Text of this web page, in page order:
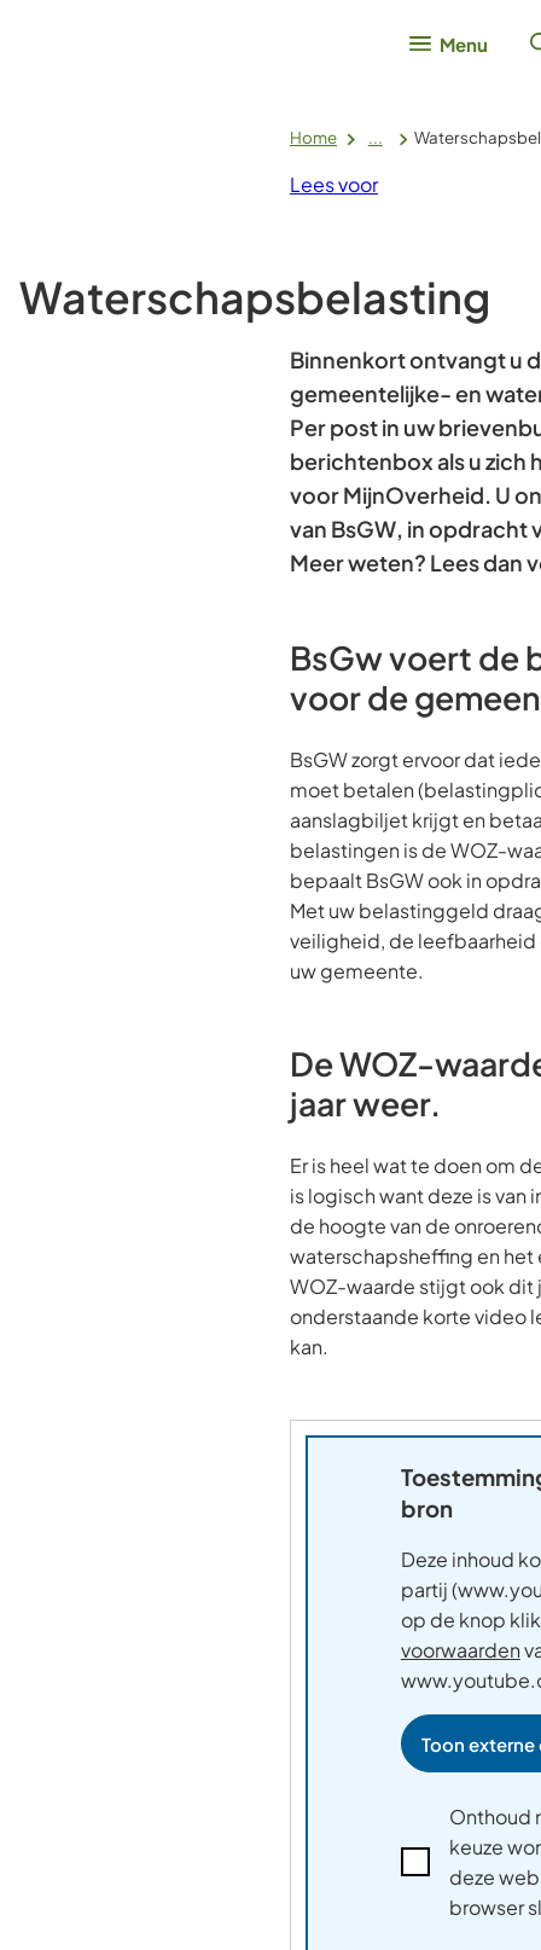
Menu
Home ...
Lees voor
Waterschapsbelasting
Binnenkort ontvangt u
gemeentelijke- en
Per post in uw
berichtenbox als u zich
voor MijnOverheid. U
van BsGW, in opdracht
Meer weten? Lees dan
BsGw voert de
voor de
BsGW zorgt ervoor dat
moet betalen
aanslagbiljet krijgt en
belastingen is de WOZ-
bepaalt BsGW ook in
Met uw belastinggeld
veiligheid, de leefbaarheid
uw gemeente.
De WOZ-
jaar weer.
Er is heel wat te doen om
is logisch want deze is van
de hoogte van de
waterschapsheffing en
WOZ-waarde stijgt ook dit
onderstaande korte video
kan.
bron
Deze inhoud
partij
op de knop
voorwaarden
Toon
Ik
accepteer
Onthoud
keuze
deze
browser